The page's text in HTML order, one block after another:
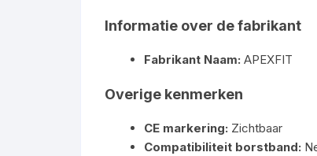
Informatie over de fabrikant
Fabrikant Naam: APEXFIT
Overige kenmerken
CE markering: Zichtbaar
Compatibiliteit borstband: